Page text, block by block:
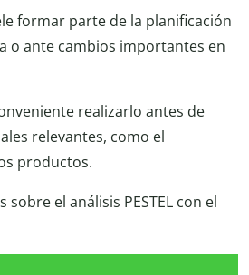
formar parte de la planificación
o ante cambios importantes en
realizarlo antes de
relevantes, como el
productos.
el análisis PESTEL con el